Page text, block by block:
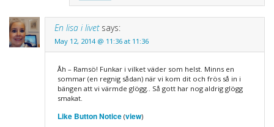
En lisa i livet says:
May 12, 2014 @ 11:36 at 11:36
Åh – Ramsö! Funkar i vilket väder som helst. Minns en
sommar (en regnig sådan) när vi kom dit och frös så in i
bängen att vi värmde glögg.. Så gott har nog aldrig glögg
smakat.
Like Button Notice(view)